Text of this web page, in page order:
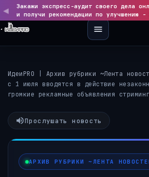
◀
Закажи экспресс-аудит своего дела
и получи рекомендации по улучшению
ИдеиPRO Архив рубрики ~Лента
с 1 июля вводятся в действие
громкие рекламные объявления
Прослушать новость
АРХИВ РУБРИКИ ~ЛЕНТА